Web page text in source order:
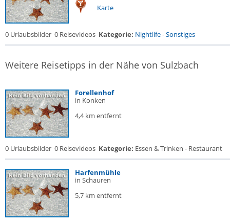
Karte
0 Urlaubsbilder 0 Reisevideos Kategorie: Nightlife-Sonstiges
Weitere Reisetipps in der Nähe von Sulzbach
Forellenhof
in Konken
4,4 km entfernt
0 Urlaubsbilder 0 Reisevideos Kategorie: Essen & Trinken - Restaurant
Harfenmühle
in Schauren
5,7 km entfernt